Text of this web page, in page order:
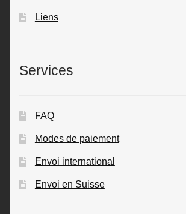
Liens
Services
FAQ
Modes de paiement
Envoi international
Envoi en Suisse